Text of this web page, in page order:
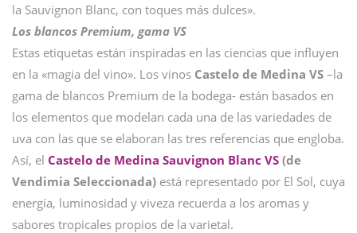
la Sauvignon Blanc, con toques más dulces».
Los blancos Premium, gama VS
Estas etiquetas están inspiradas en las ciencias que influyen
en la «magia del vino». Los vinos Castelo de Medina VS –la
gama de blancos Premium de la bodega- están basados en
los elementos que modelan cada una de las variedades de
uva con las que se elaboran las tres referencias que engloba.
Así, el Castelo de Medina Sauvignon Blanc VS (de
Vendimia Seleccionada) está representado por El Sol, cuya
energía, luminosidad y viveza recuerda a los aromas y
sabores tropicales propios de la varietal.